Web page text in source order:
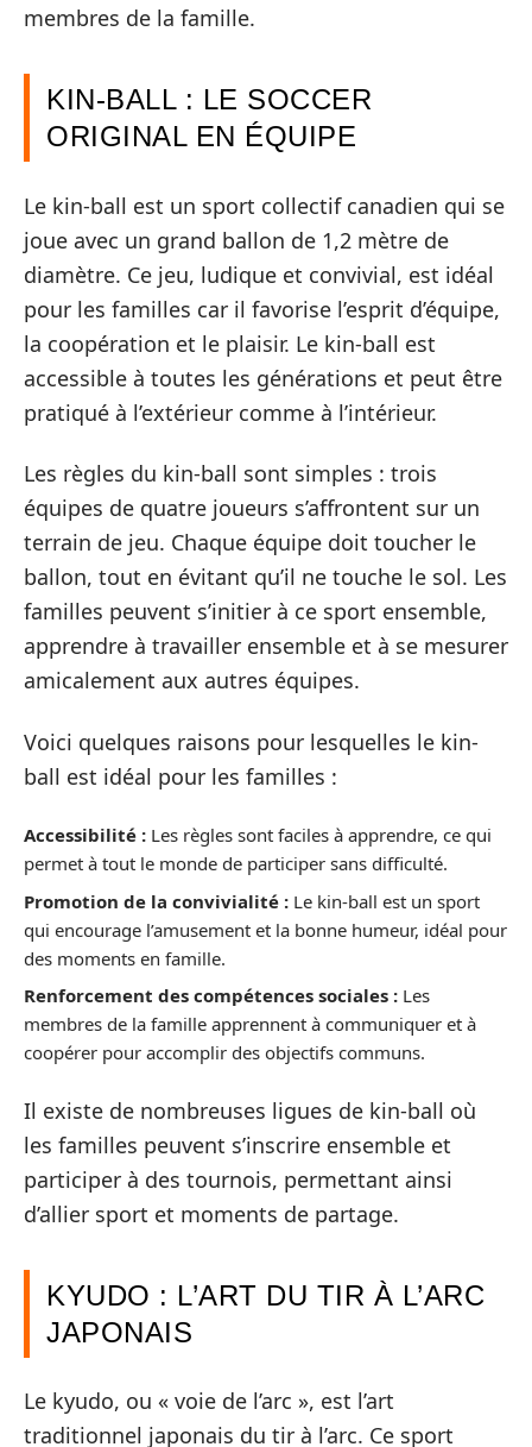
membres de la famille.
KIN-BALL : LE SOCCER
ORIGINAL EN ÉQUIPE
Le kin-ball est un sport collectif canadien qui se
joue avec un grand ballon de 1,2 mètre de
diamètre. Ce jeu, ludique et convivial, est idéal
pour les familles car il favorise l’esprit d’équipe,
la coopération et le plaisir. Le kin-ball est
accessible à toutes les générations et peut être
pratiqué à l’extérieur comme à l’intérieur.
Les règles du kin-ball sont simples : trois
équipes de quatre joueurs s’affrontent sur un
terrain de jeu. Chaque équipe doit toucher le
ballon, tout en évitant qu’il ne touche le sol. Les
familles peuvent s’initier à ce sport ensemble,
apprendre à travailler ensemble et à se mesurer
amicalement aux autres équipes.
Voici quelques raisons pour lesquelles le kin-
ball est idéal pour les familles :
Accessibilité : Les règles sont faciles à apprendre, ce qui
permet à tout le monde de participer sans difficulté.
Promotion de la convivialité : Le kin-ball est un sport
qui encourage l’amusement et la bonne humeur, idéal pour
des moments en famille.
Renforcement des compétences sociales : Les
membres de la famille apprennent à communiquer et à
coopérer pour accomplir des objectifs communs.
Il existe de nombreuses ligues de kin-ball où
les familles peuvent s’inscrire ensemble et
participer à des tournois, permettant ainsi
d’allier sport et moments de partage.
KYUDO : L’ART DU TIR À L’ARC
JAPONAIS
Le kyudo, ou « voie de l’arc », est l’art
traditionnel japonais du tir à l’arc. Ce sport